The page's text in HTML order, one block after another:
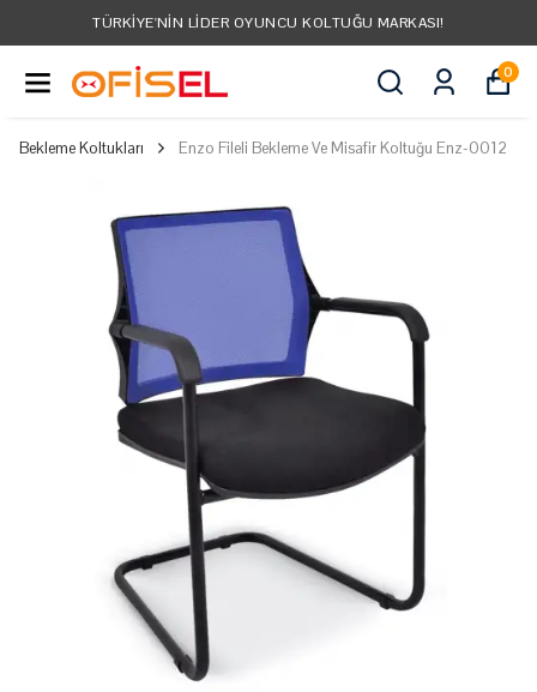
TÜRKIYE'NIN LIDER OYUNCU KOLTUĞU MARKASI!
0
Bekleme Koltukları Enzo Fileli Bekleme Ve Misafir Koltuğu Enz-0012